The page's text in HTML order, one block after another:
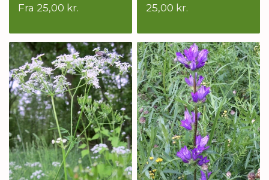
Fra 25,00 kr. 25,00 kr.